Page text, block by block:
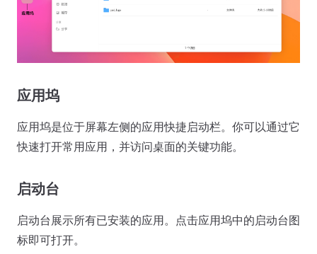
应用坞
应用坞是位于屏幕左侧的应用快捷启动栏。你可以通过它
快速打开常用应用，并访问桌面的关键功能。
启动台
启动台展示所有已安装的应用。点击应用坞中的启动台图
标即可打开。